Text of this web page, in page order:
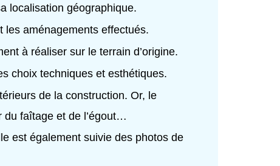
localisation géographique.
les aménagements effectués.
à réaliser sur le terrain d’origine.
choix techniques et esthétiques.
de la construction. Or, le
du faîtage et de l’égout…
est également suivie des photos de